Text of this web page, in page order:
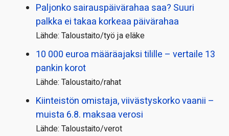
Paljonko sairauspäivä­rahaa saa? Suuri
palkka ei takaa korkeaa päivärahaa
Lähde: Taloustaito/työ ja eläke
10 000 euroa määräajaksi tilille – vertaile 13
pankin korot
Lähde: Taloustaito/rahat
Kiinteistön omistaja, viivästyskorko vaanii –
muista 6.8. maksaa verosi
Lähde: Taloustaito/verot